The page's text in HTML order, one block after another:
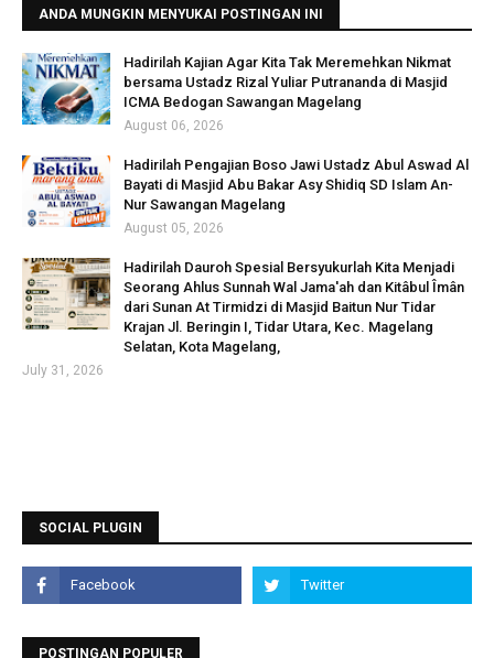
ANDA MUNGKIN MENYUKAI POSTINGAN INI
Hadirilah Kajian Agar Kita Tak Meremehkan Nikmat
bersama Ustadz Rizal Yuliar Putrananda di Masjid
ICMA Bedogan Sawangan Magelang
August 06, 2026
Hadirilah Pengajian Boso Jawi Ustadz Abul Aswad Al
Bayati di Masjid Abu Bakar Asy Shidiq SD Islam An-
Nur Sawangan Magelang
August 05, 2026
Hadirilah Dauroh Spesial Bersyukurlah Kita Menjadi
Seorang Ahlus Sunnah Wal Jama'ah dan Kitâbul Îmân
dari Sunan At Tirmidzi di Masjid Baitun Nur Tidar
Krajan Jl. Beringin I, Tidar Utara, Kec. Magelang
Selatan, Kota Magelang,
July 31, 2026
SOCIAL PLUGIN
POSTINGAN POPULER